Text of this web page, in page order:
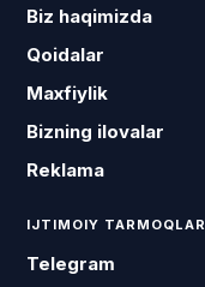
Biz haqimizda
Qoidalar
Maxfiylik
Bizning ilovalar
Reklama
IJTIMOIY TARMOQLAR
Telegram